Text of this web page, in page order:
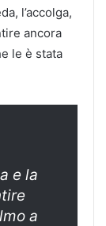
l’accolga,
ancora
le è stata
e la
a